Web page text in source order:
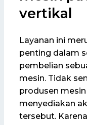
vertikal
Layanan ini
penting dalam
pembelian
mesin. Tidak
produsen mesin
menyediakan
tersebut. Karena